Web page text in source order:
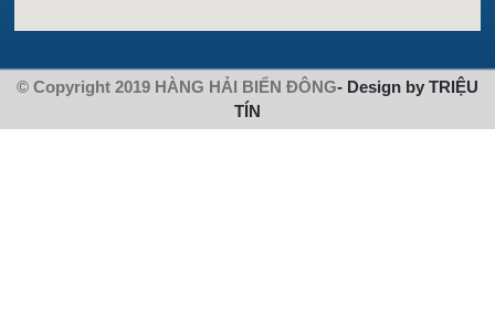
© Copyright 2019 HÀNG HẢI BIỂN ĐÔNG- Design by TRIỆU
TÍN